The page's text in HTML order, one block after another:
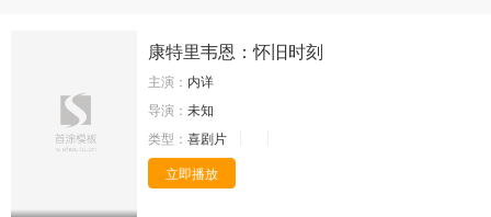
康特里韦恩：怀旧时刻
主演： 内详
导演： 未知
类型： 喜剧片
立即播放